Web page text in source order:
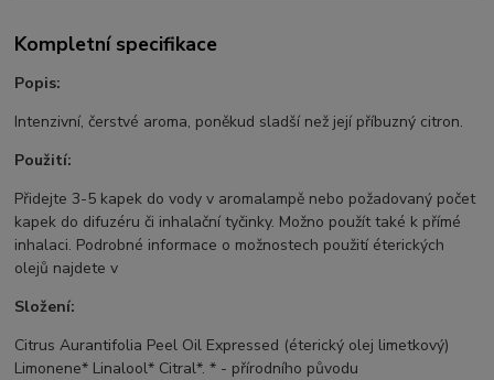
Kompletní specifikace
Popis:
Intenzivní, čerstvé aroma, poněkud sladší než její příbuzný citron.
Použití:
Přidejte 3-5 kapek do vody v aromalampě nebo požadovaný počet
kapek do difuzéru či inhalační tyčinky. Možno použít také k přímé
inhalaci. Podrobné informace o možnostech použití éterických
olejů najdete v
Složení:
Citrus Aurantifolia Peel Oil Expressed (éterický olej limetkový)
Limonene* Linalool* Citral*. * - přírodního původu